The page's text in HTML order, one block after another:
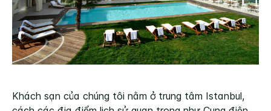
Khách sạn của chúng tôi nằm ở trung tâm Istanbul,